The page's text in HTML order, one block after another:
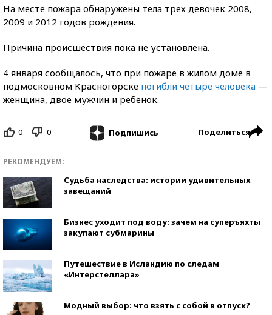
На месте пожара обнаружены тела трех девочек 2008,
2009 и 2012 годов рождения.
Причина происшествия пока не установлена.
4 января сообщалось, что при пожаре в жилом доме в
подмосковном Красногорске погибли четыре человека —
женщина, двое мужчин и ребенок.
0 0 Подпишись Поделиться
РЕКОМЕНДУЕМ:
Судьба наследства: истории удивительных
завещаний
Бизнес уходит под воду: зачем на суперъяхты
закупают субмарины
Путешествие в Исландию по следам
«Интерстеллара»
Модный выбор: что взять с собой в отпуск?